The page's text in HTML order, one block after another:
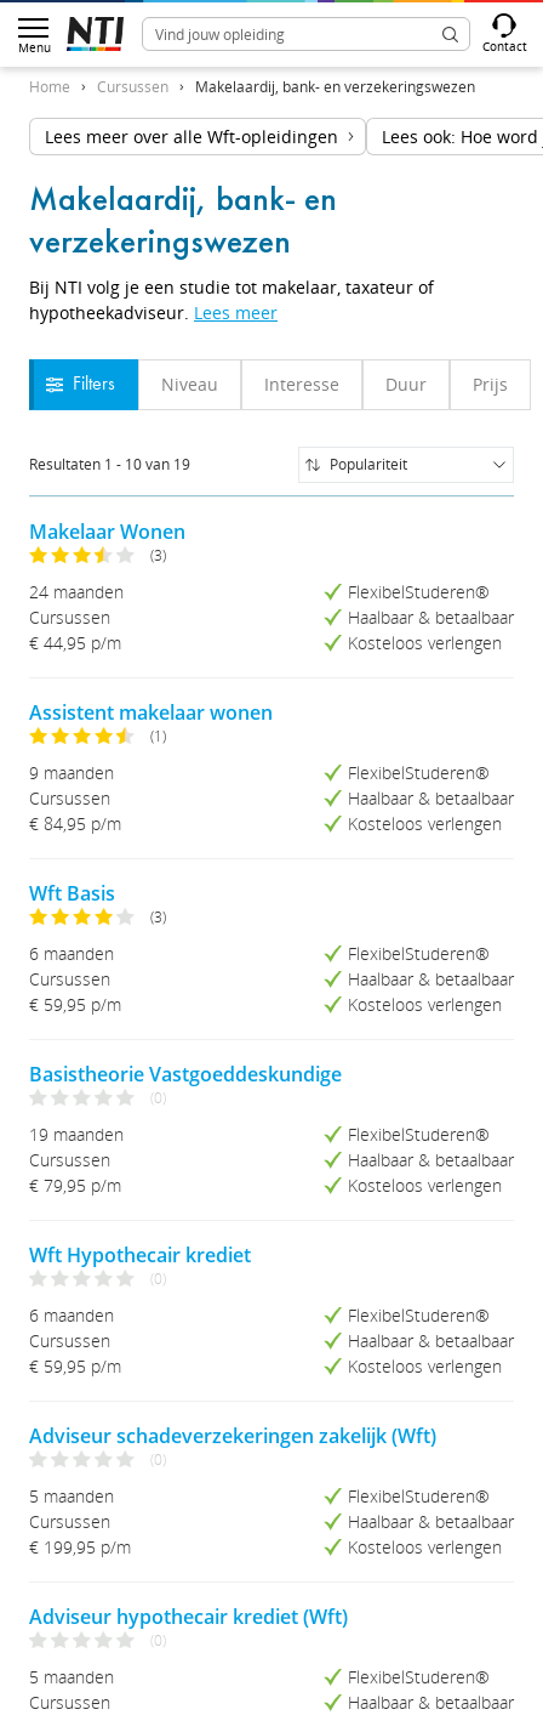
Menu Contact
Home Cursussen Makelaardij, bank- en verzekeringswezen
Lees meer over alle Wft-opleidingen Lees ook: Hoe
Makelaardij, bank- en
verzekeringswezen
Bij NTI volg je een studie tot makelaar, taxateur of
hypotheekadviseur. Lees meer
Filters Niveau Interesse Duur Prijs
Resultaten 1 - 10van 19
Populariteit
Populariteit
Prijs (Hoog-Laag)
Studieduur (Kort-Lang)
Studieduur (Lang-Kort)
Makelaar Wonen
(3)
24 maanden
Cursussen
€ 44,95 p/m
FlexibelStuderen®
Haalbaar & betaalbaar
Kosteloos verlengen
Assistent makelaar wonen
(1)
9 maanden
Cursussen
€ 84,95 p/m
FlexibelStuderen®
Haalbaar & betaalbaar
Kosteloos verlengen
Wft Basis
(3)
6 maanden
Cursussen
€ 59,95 p/m
FlexibelStuderen®
Haalbaar & betaalbaar
Kosteloos verlengen
Basistheorie Vastgoeddeskundige
(0)
19 maanden
Cursussen
€ 79,95 p/m
FlexibelStuderen®
Haalbaar & betaalbaar
Kosteloos verlengen
Wft Hypothecair krediet
(0)
6 maanden
Cursussen
€ 59,95 p/m
FlexibelStuderen®
Haalbaar & betaalbaar
Kosteloos verlengen
Adviseur schadeverzekeringen zakelijk (Wft)
(0)
5 maanden
Cursussen
€ 199,95 p/m
FlexibelStuderen®
Haalbaar & betaalbaar
Kosteloos verlengen
Adviseur hypothecair krediet (Wft)
(0)
5 maanden
Cursussen
FlexibelStuderen®
Haalbaar & betaalbaar